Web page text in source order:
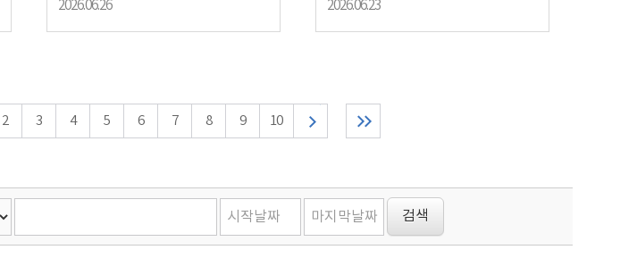
2026.06.26 2026.06.23
2 3 4 5 6 7 8 9 10